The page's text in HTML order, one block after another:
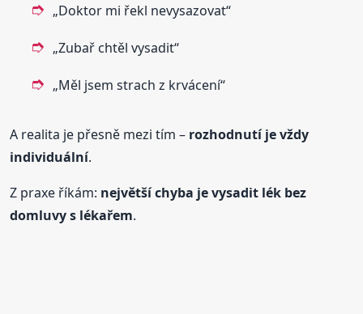
„Doktor mi řekl nevysazovat“
„Zubař chtěl vysadit“
„Měl jsem strach z krvácení“
A realita je přesně mezi tím – rozhodnutí je vždy
individuální.
Z praxe říkám: největší chyba je vysadit lék bez
domluvy s lékařem.